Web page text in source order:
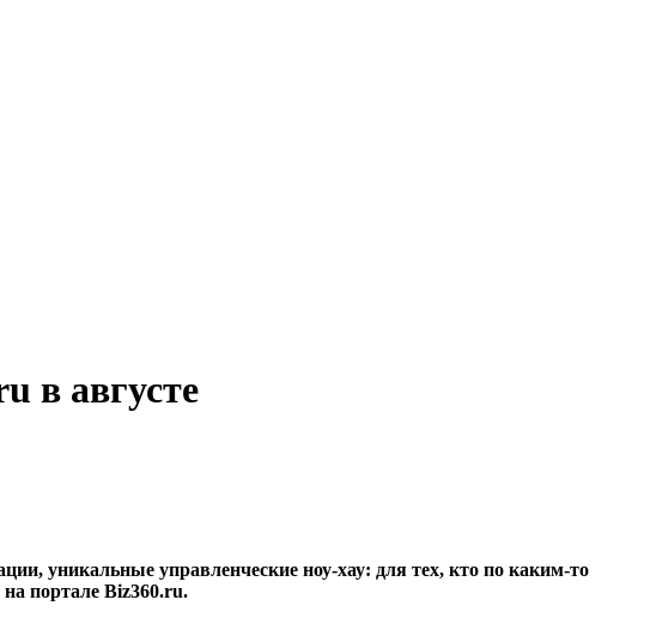
в августе
уникальные управленческие ноу-хау: для тех, кто по каким-то
портале Biz360.ru.